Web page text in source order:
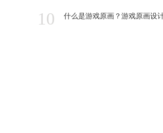
10 什么是游戏原画？游戏原画设